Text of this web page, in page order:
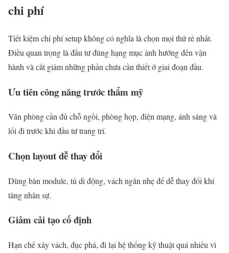
chi phí
Tiết kiệm chi phí setup không có nghĩa là chọn mọi thứ rẻ nhất.
Điều quan trọng là đầu tư đúng hạng mục ảnh hưởng đến vận
hành và cắt giảm những phần chưa cần thiết ở giai đoạn đầu.
Ưu tiên công năng trước thẩm mỹ
Văn phòng cần đủ chỗ ngồi, phòng họp, điện mạng, ánh sáng và
lối đi trước khi đầu tư trang trí.
Chọn layout dễ thay đổi
Dùng bàn module, tủ di động, vách ngăn nhẹ để dễ thay đổi khi
tăng nhân sự.
Giảm cải tạo cố định
Hạn chế xây vách, đục phá, đi lại hệ thống kỹ thuật quá nhiều vì